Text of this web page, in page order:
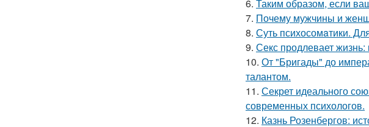
6. Таким образом, если
7. Почему мужчины и
8. Суть психосомaтики.
9. Секс продлевает
10. От "Бригады" до
талантом.
11. Секрет идеального
современных психологов.
12. Казнь Розенбергов: